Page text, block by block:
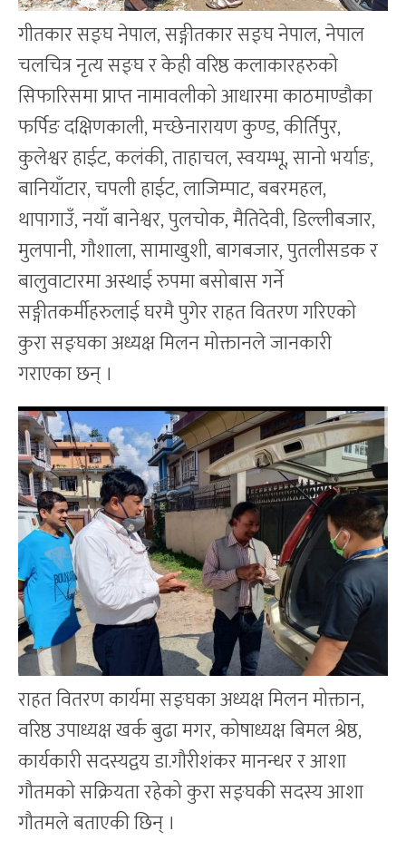
गीतकार सङ्घ नेपाल, सङ्गीतकार सङ्घ नेपाल, नेपाल
चलचित्र नृत्य सङ्घ र केही वरिष्ठ कलाकारहरुको
सिफारिसमा प्राप्त नामावलीको आधारमा काठमाण्डौका
फर्पिङ दक्षिणकाली, मच्छेनारायण कुण्ड, कीर्तिपुर,
कुलेश्वर हाईट, कलंकी, ताहाचल, स्वयम्भू, सानो भर्याङ,
बानियाँटार, चपली हाईट, लाजिम्पाट, बबरमहल,
थापागाउँ, नयाँ बानेश्वर, पुलचोक, मैतिदेवी, डिल्लीबजार,
मुलपानी, गौशाला, सामाखुशी, बागबजार, पुतलीसडक र
बालुवाटारमा अस्थाई रुपमा बसोबास गर्ने
सङ्गीतकर्मीहरुलाई घरमै पुगेर राहत वितरण गरिएको
कुरा सङ्घका अध्यक्ष मिलन मोक्तानले जानकारी
गराएका छन् ।
राहत वितरण कार्यमा सङ्घका अध्यक्ष मिलन मोक्तान,
वरिष्ठ उपाध्यक्ष खर्क बुढा मगर, कोषाध्यक्ष बिमल श्रेष्ठ,
कार्यकारी सदस्यद्वय डा.गौरीशंकर मानन्धर र आशा
गौतमको सक्रियता रहेको कुरा सङ्घकी सदस्य आशा
गौतमले बताएकी छिन् ।